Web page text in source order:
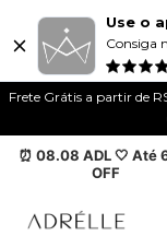
Use o
Consiga
Frete Grátis a partir de
⏰ 08.08 ADL 🤍 Até
OFF